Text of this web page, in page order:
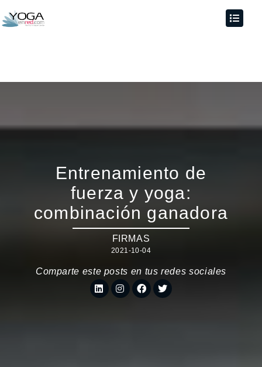
Entrenamiento de
fuerza y yoga:
combinación ganadora
FIRMAS
2021-10-04
Comparte este posts en tus redes sociales